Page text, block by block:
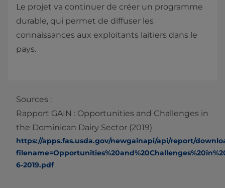
Le projet va continuer de créer un programme
durable, qui permet de diffuser les
connaissances aux exploitants laitiers dans le
pays.
Sources :
Rapport GAIN : Opportunities and Challenges in
the Dominican Dairy Sector (2019)
https://apps.fas.usda.gov/newgainapi/api/report/
6-2019.pdf